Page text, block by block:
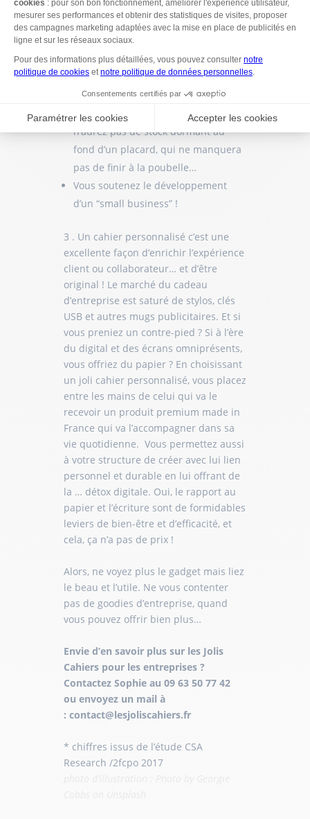
Nos papiers sont recyclés ou issus
de filières responsables, made in
France, nos cahiers fabriqués en
circuit-court à Nantes.
Nous n’avons pas de minimum de
commande : évaluez ce dont vous
avez réellement besoin, ainsi vous
n’aurez pas de stock dormant au
fond d’un placard, qui ne manquera
pas de finir à la poubelle…
Vous soutenez le développement
d’un “small business” !
3 . Un cahier personnalisé c’est une
excellente façon d’enrichir l’expérience
client ou collaborateur… et d’être
original ! Le marché du cadeau
d’entreprise est saturé de stylos, clés
USB et autres mugs publicitaires. Et si
vous preniez un contre-pied ? Si à l’ère
du digital et des écrans omniprésents,
vous offriez du papier ? En choisissant
un joli cahier personnalisé, vous placez
entre les mains de celui qui va le
recevoir un produit premium made in
France qui va l’accompagner dans sa
vie quotidienne. Vous permettez aussi
à votre structure de créer avec lui lien
personnel et durable en lui offrant de
la … détox digitale. Oui, le rapport au
papier et l’écriture sont de formidables
leviers de bien-être et d’efficacité, et
cela, ça n’a pas de prix !
Alors, ne voyez plus le gadget mais liez
le beau et l’utile. Ne vous contenter
pas de goodies d’entreprise, quand
vous pouvez offrir bien plus…
Envie d’en savoir plus sur les Jolis
Cahiers pour les entreprises ?
Contactez Sophie au 09 63 50 77 42
ou envoyez un mail à
: contact@lesjoliscahiers.fr
* chiffres issus de l’étude CSA
Research /2fcpo 2017